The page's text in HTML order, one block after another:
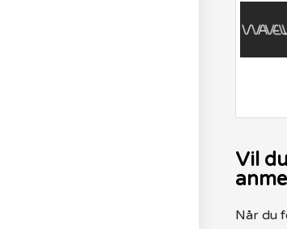
Vil
Når du